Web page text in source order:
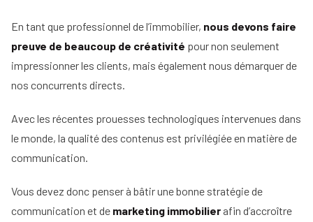
En tant que professionnel de l’immobilier, nous devons faire
preuve de beaucoup de créativité pour non seulement
impressionner les clients, mais également nous démarquer de
nos concurrents directs.
Avec les récentes prouesses technologiques intervenues dans
le monde, la qualité des contenus est privilégiée en matière de
communication.
Vous devez donc penser à bâtir une bonne stratégie de
communication et de marketing immobilier afin d’accroître